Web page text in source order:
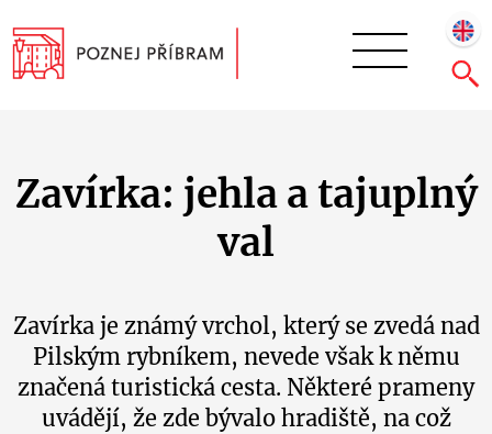
Zavírka: jehla a tajuplný
val
Zavírka je známý vrchol, který se zvedá nad
Pilským rybníkem, nevede však k němu
značená turistická cesta. Některé prameny
uvádějí, že zde bývalo hradiště, na což